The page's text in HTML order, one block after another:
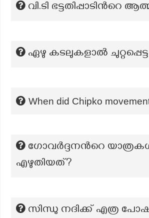
വി.ടി ഭട്ടതിപ്പാടിന്‍റെ
ഏഴു കടലുകളാൽ ചുറ്റപ്പെട്ട
When did Chipko
ഗോവർദ്ദനന്‍റെ
എഴുതിയത്?
സിന്ധു നദിക്ക് എത്ര